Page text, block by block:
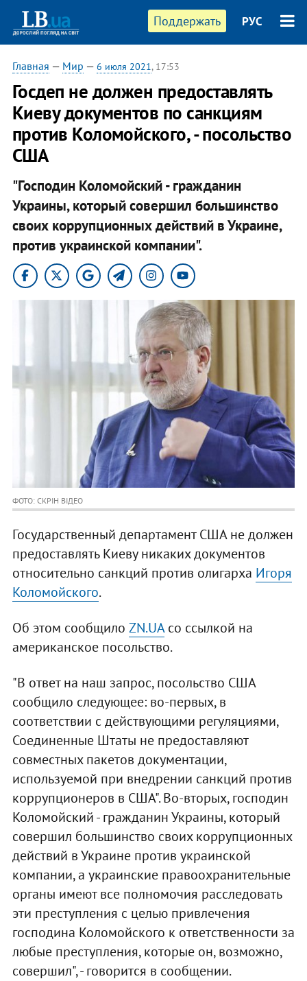
Поддержать РУС
Главная — Мир — 6 июля 2021, 17:53
Госдеп не должен предоставлять
Киеву документов по санкциям
против Коломойского, - посольство
США
"Господин Коломойский - гражданин
Украины, который совершил большинство
своих коррупционных действий в Украине,
против украинской компании".
ФОТО: СКРІН ВІДЕО
Государственный департамент США не должен
предоставлять Киеву никаких документов
относительно санкций против олигарха Игоря
Коломойского.
Об этом сообщило ZN.UAсо ссылкой на
американское посольство.
"В ответ на наш запрос, посольство США
сообщило следующее: во-первых, в
соответствии с действующими регуляциями,
Соединенные Штаты не предоставляют
совместных пакетов документации,
используемой при внедрении санкций против
коррупционеров в США". Во-вторых, господин
Коломойский - гражданин Украины, который
совершил большинство своих коррупционных
действий в Украине против украинской
компании, а украинские правоохранительные
органы имеют все полномочия расследовать
эти преступления с целью привлечения
господина Коломойского к ответственности за
любые преступления, которые он, возможно,
совершил", - говорится в сообщении.